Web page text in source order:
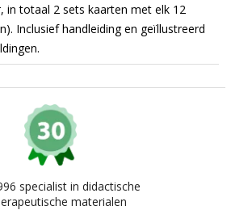
in totaal 2 sets kaarten met elk 12
Inclusief handleiding en geïllustreerd
specialist in didactische
materialen